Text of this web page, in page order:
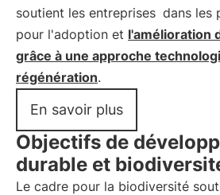
soutient les entreprises dans les
pour l'adoption et l'amélioration
grâce à une approche
régénération.
En savoir plus
Objectifs de
durable et
Le cadre pour la biodiversité